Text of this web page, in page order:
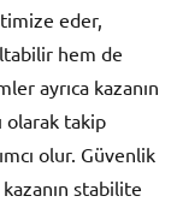
eder,
hem de
ayrıca kazanın
olarak takip
olur. Güvenlik
stabilite